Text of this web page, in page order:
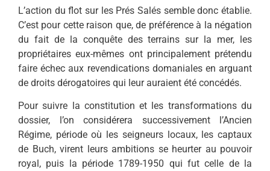
L’action du flot sur les Prés Salés semble donc établie.
C’est pour cette raison que, de préférence à la négation
du fait de la conquête des terrains sur la mer, les
propriétaires eux-mêmes ont principalement prétendu
faire échec aux revendications domaniales en arguant
de droits dérogatoires qui leur auraient été concédés.
Pour suivre la constitution et les transformations du
dossier, l’on considérera successivement l’Ancien
Régime, période où les seigneurs locaux, les captaux
de Buch, virent leurs ambitions se heurter au pouvoir
royal, puis la période 1789-1950 qui fut celle de la